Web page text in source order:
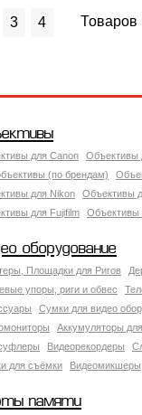
3 4 Товаров
для Canon Объективы
(по брендам)
для Nikon
Объективы
для Fujifilm
Объективы
оборудование
Площадки для Ригов
упоры, риги и обвес
Сумки для видео
Аккумуляторы
Видеорекордеры
для съёмки
Видеомикшеры
памяти